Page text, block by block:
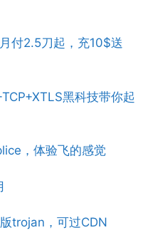
付2.5刀起，充10$送
黑科技带你起
，体验飞的感觉
trojan，可过CDN